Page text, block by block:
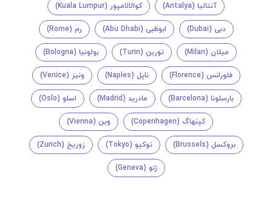
آنتالیا (Antalya) کوالالامپور (Kuala Lumpur)
دبی (Dubai) ابوظبی (Abu Dhabi) رم (Rome)
میلان (Milan) تورین (Turin) بولونیا (Bologna)
فلورانس (Florence) ناپل (Naples) ونیز (Venice)
بارسلونا (Barcelona) مادرید (Madrid) اسلو (Oslo)
کپنهاگ (Copenhagen) وین (Vienna)
بروکسل (Brussels) توکیو (Tokyo) زوریخ (Zurich)
ژنو (Geneva)